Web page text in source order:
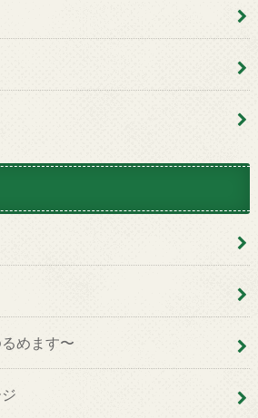
めます〜